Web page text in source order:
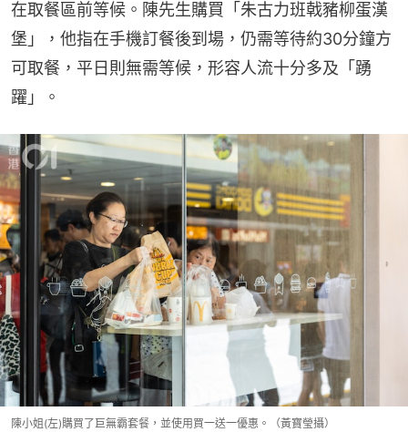
在取餐區前等候。陳先生購買「朱古力班戟豬柳蛋漢
堡」，他指在手機訂餐後到場，仍需等待約30分鐘方
可取餐，平日則無需等候，形容人流十分多及「踴
躍」。
陳小姐(左)購買了巨無霸套餐，並使用買一送一優惠。（黃寶瑩攝）